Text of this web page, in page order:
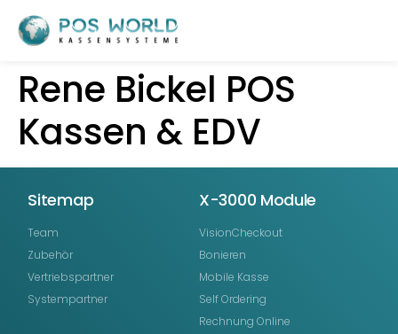
Rene Bickel POS
Kassen & EDV
Sitemap
Team
Zubehör
Vertriebspartner
Systempartner
X-3000 Module
VisionCheckout
Bonieren
Mobile Kasse
Self Ordering
Rechnung Online